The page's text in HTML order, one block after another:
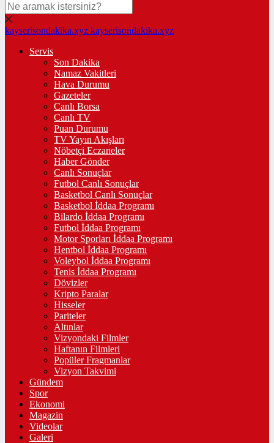
kayserisondakika.xyz kayserisondakika.xyz
Servis
Son Dakika
Namaz Vakitleri
Hava Durumu
Gazeteler
Canlı Borsa
Canlı TV
Puan Durumu
TV Yayın Akışları
Nöbetçi Eczaneler
Haber Gönder
Canlı Sonuçlar
Futbol Canlı Sonuçlar
Basketbol Canlı Sonuçlar
Basketbol İddaa Programı
Bilardo İddaa Programı
Futbol İddaa Programı
Motor Sporları İddaa Programı
Hentbol İddaa Programı
Voleybol İddaa Programı
Tenis İddaa Programı
Dövizler
Kripto Paralar
Hisseler
Pariteler
Altınlar
Vizyondaki Filmler
Haftanın Filmleri
Popüler Fragmanlar
Vizyon Takvimi
Gündem
Spor
Ekonomi
Magazin
Videolar
Galeri